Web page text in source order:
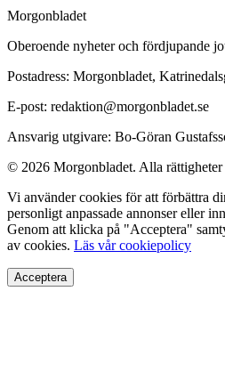
Morgonbladet
Oberoende nyheter och fördjupande
Postadress: Morgonbladet,
E-post: redaktion@morgonbladet.se
Ansvarig utgivare: Bo-Göran
© 2026 Morgonbladet. Alla rättigheter
Vi använder cookies för att förbättra
personligt anpassade annonser eller
Genom att klicka på "Acceptera"
av cookies. Läs vår cookiepolicy
Acceptera